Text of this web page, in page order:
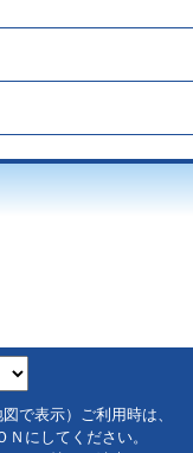
で表示）ご利用時は、
にしてください。